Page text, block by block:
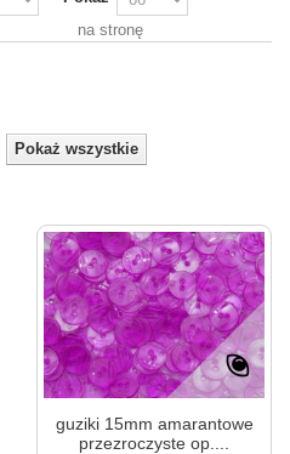
na stronę
Pokaż wszystkie
guziki 15mm amarantowe
przezroczyste op....